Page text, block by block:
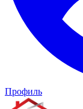
Профиль